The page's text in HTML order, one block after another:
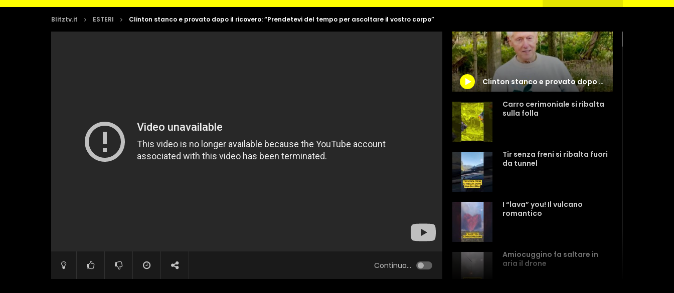
Blitztv.it ESTERI Clinton stanco e provato dopo il ricovero: “Prendetevi del tempo per ascoltare il vostro corpo”
Continua...
Clinton stanco e provato dopo il ricovero: “Prendetevi del tempo per ascoltare il vostro corpo”
Carro cerimoniale si ribalta
sulla folla
Tir senza freni si ribalta fuori
da tunnel
I “lava” you! Il vulcano
romantico
Amiocuggino fa saltare in
aria il drone